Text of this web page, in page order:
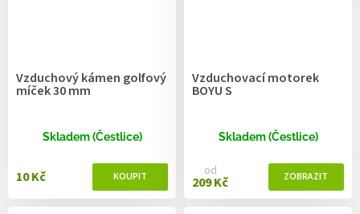
Vzduchový kámen golfový
míček 30 mm
Skladem (Čestlice)
10 Kč
Vzduchovací motorek
BOYU S
Skladem (Čestlice)
od
209 Kč